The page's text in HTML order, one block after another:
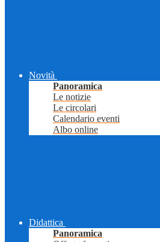
Novità
Panoramica
Le notizie
Le circolari
Calendario eventi
Albo online
Didattica
Panoramica